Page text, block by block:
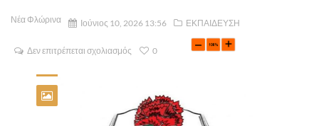
Νέα Φλώρινα Ιούνιος 10, 2026 13:56 ΕΚΠΑΙΔΕΥΣΗ
Δεν επιτρέπεται σχολιασμός 0